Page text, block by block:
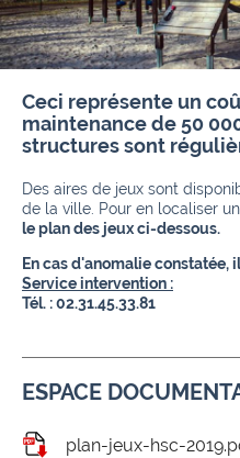
Ceci représente un
maintenance de 50
structures sont
Des aires de jeux sont
de la ville. Pour en localiser
le plan des jeux ci-dessous.
En cas d'anomalie
Service intervention :
Tél. : 02.31.45.33.81
ESPACE
plan-jeux-hsc-